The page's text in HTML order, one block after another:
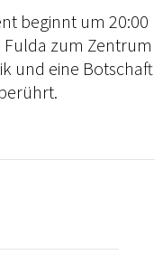
beginnt um 20:00
Fulda zum Zentrum
und eine Botschaft